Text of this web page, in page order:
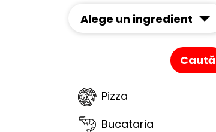
Alege un ingredient
Caută
Pizza
Bucataria